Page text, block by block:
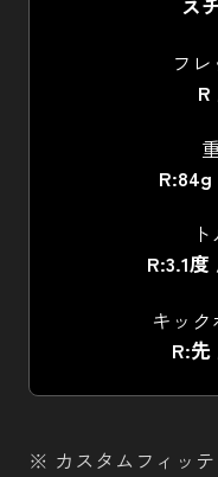
ス
フ
R:3.1
キック
R:
※ カスタムフィッ